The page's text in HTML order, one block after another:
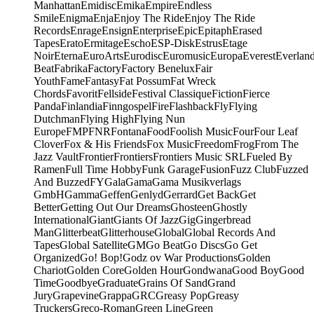
ManhattanEmidiscEmikaEmpireEndless
SmileEnigmaEnjaEnjoy The RideEnjoy The Ride
RecordsEnrageEnsignEnterpriseEpicEpitaphErased
TapesEratoErmitageEschoESP-DiskEstrusEtage
NoirEternaEuroArtsEurodiscEuromusicEuropaEverest
BeatFabrikaFactoryFactory BeneluxFair
YouthFameFantasyFat PossumFat Wreck
ChordsFavoritFellsideFestival ClassiqueFictionFierce
PandaFinlandiaFinngospelFireFlashbackFlyFlying
DutchmanFlying HighFlying Nun
EuropeFMPFNRFontanaFoodFoolish MusicFourFour Leaf
CloverFox & His FriendsFox MusicFreedomFrogFrom The
Jazz VaultFrontierFrontiersFrontiers Music SRLFueled By
RamenFull Time HobbyFunk GarageFusionFuzz ClubFuzzed
And BuzzedFYGalaGamaGama Musikverlags
GmbHGammaGeffenGenlydGerrardGet BackGet
BetterGetting Out Our DreamsGhosteenGhostly
InternationalGiantGiants Of JazzGigGingerbread
ManGlitterbeatGlitterhouseGlobalGlobal Records And
TapesGlobal SatelliteGMGo BeatGo DiscsGo Get
OrganizedGo! Bop!Godz ov War ProductionsGolden
ChariotGolden CoreGolden HourGondwanaGood BoyGood
TimeGoodbyeGraduateGrains Of SandGrand
JuryGrapevineGrappaGRCGreasy PopGreasy
TruckersGreco-RomanGreen LineGreen